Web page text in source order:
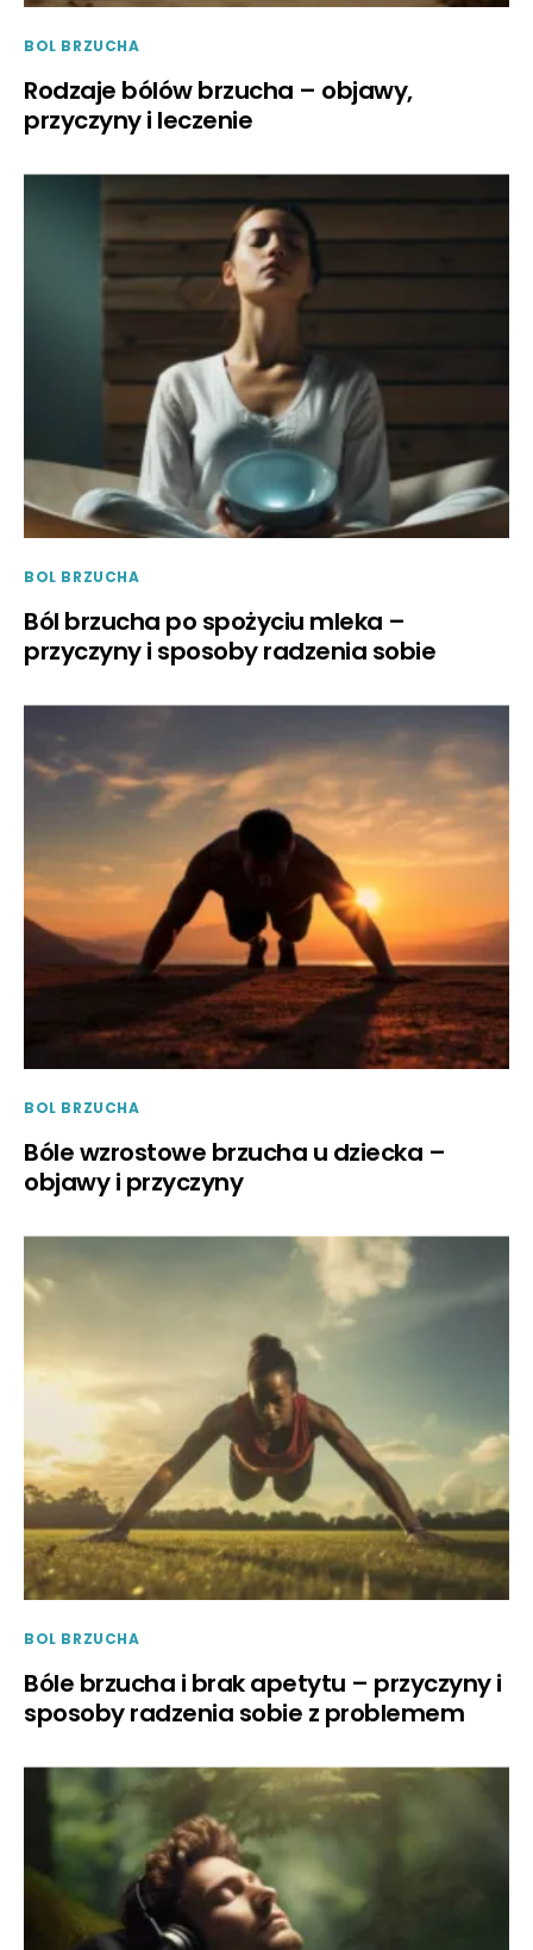
BOL BRZUCHA
Rodzaje bólów brzucha – objawy,
przyczyny i leczenie
BOL BRZUCHA
Ból brzucha po spożyciu mleka –
przyczyny i sposoby radzenia sobie
BOL BRZUCHA
Bóle wzrostowe brzucha u dziecka –
objawy i przyczyny
BOL BRZUCHA
Bóle brzucha i brak apetytu – przyczyny i
sposoby radzenia sobie z problemem